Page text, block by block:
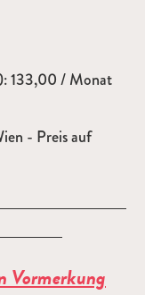
133,00 / Monat
- Preis auf
Vormerkung